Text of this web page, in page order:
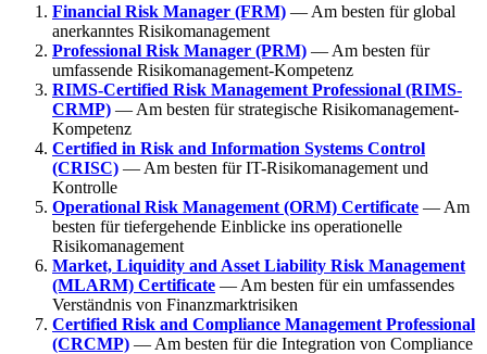
Financial Risk Manager (FRM) — Am besten für global
anerkanntes Risikomanagement
Professional Risk Manager (PRM) — Am besten für
umfassende Risikomanagement-Kompetenz
RIMS-Certified Risk Management Professional (RIMS-
CRMP) — Am besten für strategische Risikomanagement-
Kompetenz
Certified in Risk and Information Systems Control
(CRISC) — Am besten für IT-Risikomanagement und
Kontrolle
Operational Risk Management (ORM) Certificate — Am
besten für tiefergehende Einblicke ins operationelle
Risikomanagement
Market, Liquidity and Asset Liability Risk Management
(MLARM) Certificate — Am besten für ein umfassendes
Verständnis von Finanzmarktrisiken
Certified Risk and Compliance Management Professional
(CRCMP) — Am besten für die Integration von Compliance